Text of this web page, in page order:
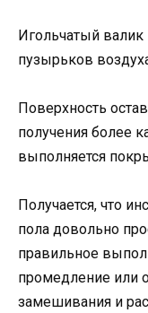
Игольчатый валик
пузырьков
Поверхность
получения более
выполняется
Получается, что
пола довольно
правильное
промедление или
замешивания и